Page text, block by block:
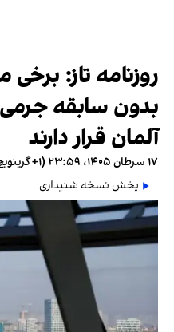
روزنامه تاز:
بدون سابقه جرمی
آلمان قرار دارند
۱۷ سرطان ۱۴۰۵، ۲۳:۵۹ (‎+۱ گرینویچ)
پخش نسخه شنیداری